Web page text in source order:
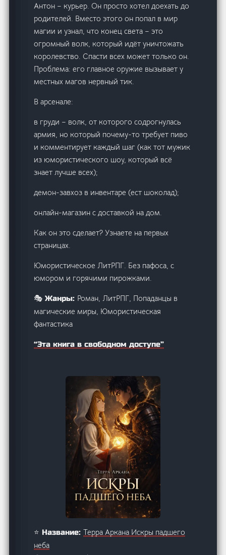
Антон – курьер. Он просто хотел доехать до
родителей. Вместо этого он попал в мир
магии и узнал, что конец света – это
огромный волк, который идёт уничтожать
королевство. Спасти всех может только он.
Проблема: его главное оружие вызывает у
местных магов нервный тик.
В арсенале:
в груди – волк, от которого содрогнулась
армия, но который почему-то требует пиво
и комментирует каждый шаг (как тот мужик
из юмористического шоу, который всё
знает лучше всех);
демон-завхоз в инвентаре (ест шоколад);
онлайн-магазин с доставкой на дом.
Как он это сделает? Узнаете на первых
страницах.
Юмористическое ЛитРПГ. Без пафоса, с
юмором и горячими пирожками.
🎭 Жанры: Роман, ЛитРПГ, Попаданцы в
магические миры, Юмористическая
фантастика
“Эта книга в свободном доступе”
⭐ Название:Терра Аркана Искры падшего
неба